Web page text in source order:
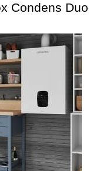
Condens Duo